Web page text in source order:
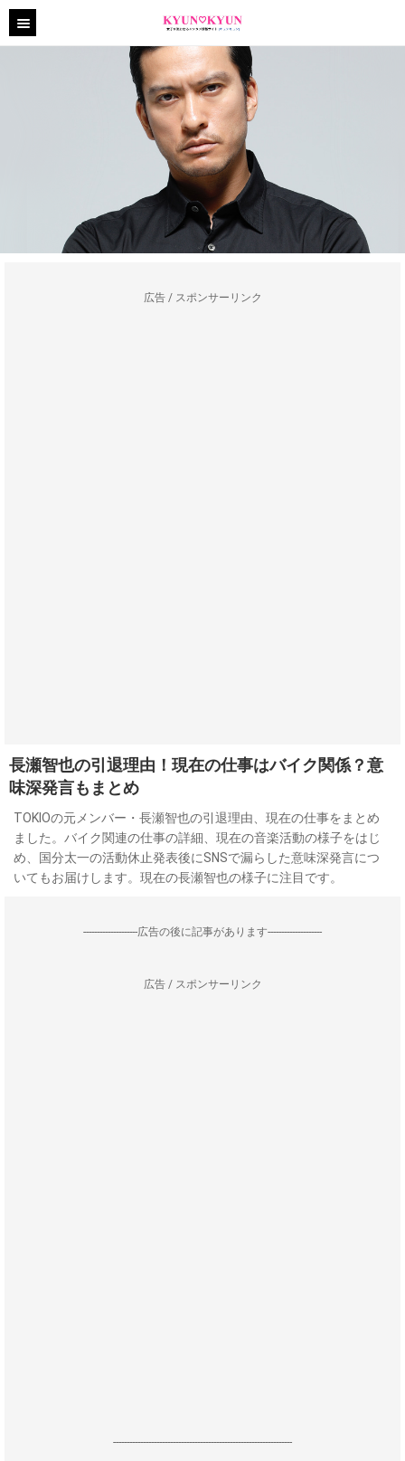
広告 / スポンサーリンク
長瀬智也の引退理由！現在の仕事はバイク関係？意
味深発言もまとめ
TOKIOの元メンバー・長瀬智也の引退理由、現在の仕事をまとめ
ました。バイク関連の仕事の詳細、現在の音楽活動の様子をはじ
め、国分太一の活動休止発表後にSNSで漏らした意味深発言につ
いてもお届けします。現在の長瀬智也の様子に注目です。
--------------------広告の後に記事があります--------------------
広告 / スポンサーリンク
------------------------------------------------------------------